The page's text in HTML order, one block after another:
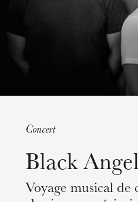
mercredi
Concert
Black
Voyage musical de